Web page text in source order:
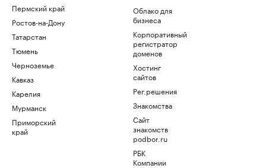
Пермский край
Ростов-на-Дону
Татарстан
Тюмень
Черноземье
Кавказ
Карелия
Мурманск
Приморский
край
Облако для
бизнеса
Корпоративный
регистратор
доменов
Хостинг
сайтов
Рег.решения
Знакомства
Сайт
знакомств
podbor.ru
РБК
Компании